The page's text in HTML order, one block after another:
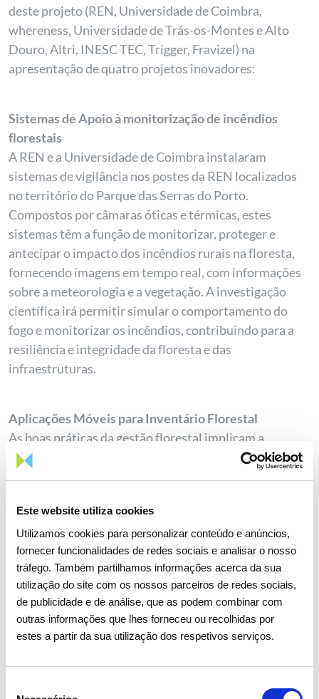
Este website utiliza cookies
Utilizamos cookies para personalizar conteúdo e anúncios,
fornecer funcionalidades de redes sociais e analisar o nosso
tráfego. Também partilhamos informações acerca da sua
utilização do site com os nossos parceiros de redes sociais,
de publicidade e de análise, que as podem combinar com
outras informações que lhes forneceu ou recolhidas por
estes a partir da sua utilização dos respetivos serviços.
deste projeto (REN, Universidade de Coimbra,
whereness, Universidade de Trás-os-Montes e Alto
Douro, Altri, INESC TEC, Trigger, Fravizel) na
apresentação de quatro projetos inovadores:
Sistemas de Apoio à monitorização de incêndios
florestais
A REN e a Universidade de Coimbra instalaram
sistemas de vigilância nos postes da REN localizados
no território do Parque das Serras do Porto.
Compostos por câmaras óticas e térmicas, estes
sistemas têm a função de monitorizar, proteger e
antecipar o impacto dos incêndios rurais na floresta,
fornecendo imagens em tempo real, com informações
sobre a meteorologia e a vegetação. A investigação
científica irá permitir simular o comportamento do
fogo e monitorizar os incêndios, contribuindo para a
resiliência e integridade da floresta e das
infraestruturas.
Aplicações Móveis para Inventário Florestal
As boas práticas da gestão florestal implicam a
utilização de ferramentas de monitorização que
saber a quantidade de árvores, o volume e outras
informações de carácter quantitativo e qualitativo,
que são fundamentais para um planeamento
adequado. Estas aplicações móveis podem ser
utilizadas tanto por pequenos proprietários e
associações florestais, bem como por grandes
empresas do setor florestal, possibilitando uma
rápida.